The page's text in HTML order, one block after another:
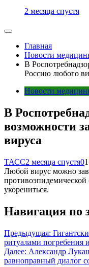
2 месяца спустя
Главная
Новости
В
Россию любого
Новости
В
возможности
вируса
ТАСС2 месяца спустя0
Любой вирус можно
противоэпидемической
укорениться.
Навигация по
Предыдущая:
ритуалами погребения
Далее: Александр
равноправный диалог